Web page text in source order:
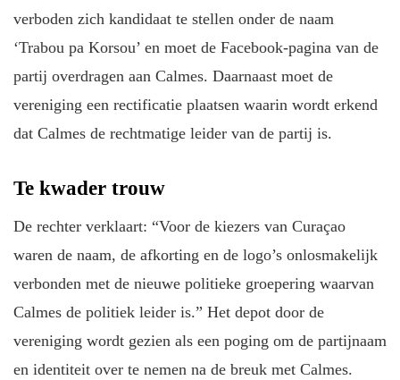
verboden zich kandidaat te stellen onder de naam
‘Trabou pa Korsou’ en moet de Facebook-pagina van de
partij overdragen aan Calmes. Daarnaast moet de
vereniging een rectificatie plaatsen waarin wordt erkend
dat Calmes de rechtmatige leider van de partij is.
Te kwader trouw
De rechter verklaart: “Voor de kiezers van Curaçao
waren de naam, de afkorting en de logo’s onlosmakelijk
verbonden met de nieuwe politieke groepering waarvan
Calmes de politiek leider is.” Het depot door de
vereniging wordt gezien als een poging om de partijnaam
en identiteit over te nemen na de breuk met Calmes.